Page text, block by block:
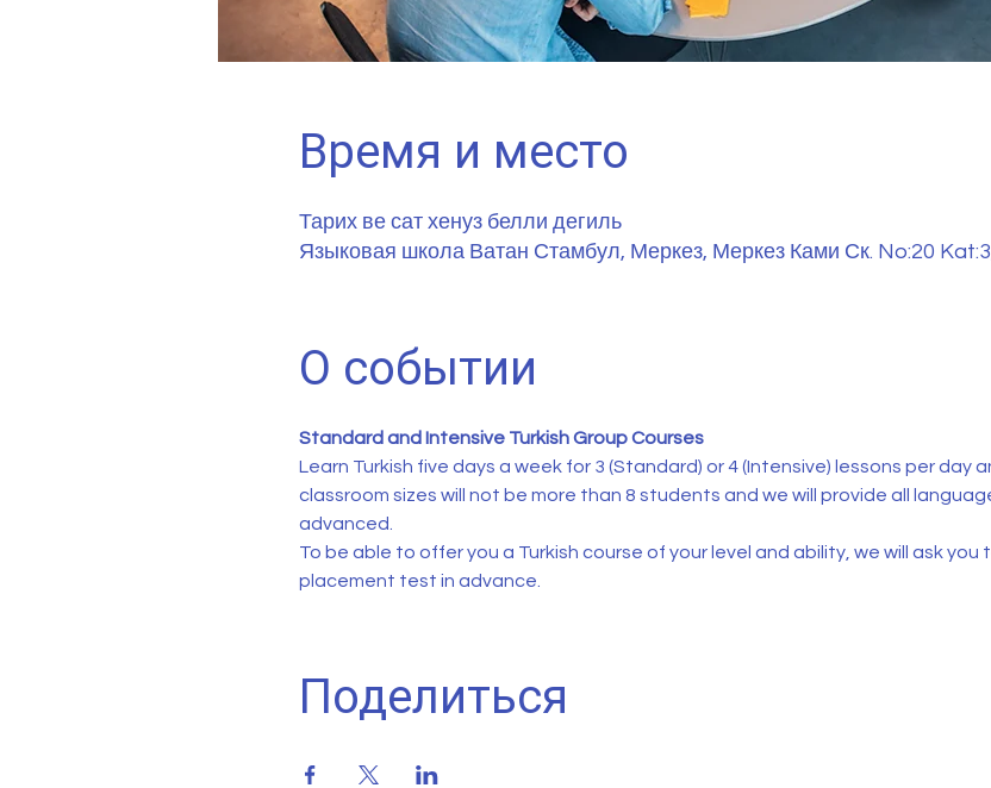
Время и место
Тарих ве сат хенуз белли дегиль
Языковая школа Ватан Стамбул, Меркез, Меркез Ками Ск. No:20
О событии
Standard and Intensive Turkish Group Courses
Learn Turkish five days a week for 3 (Standard) or 4 (Intensive) lessons per day
classroom sizes will not be more than 8 students and we will provide all
advanced.
To be able to offer you a Turkish course of your level and ability, we will ask
placement test in advance.
Поделиться